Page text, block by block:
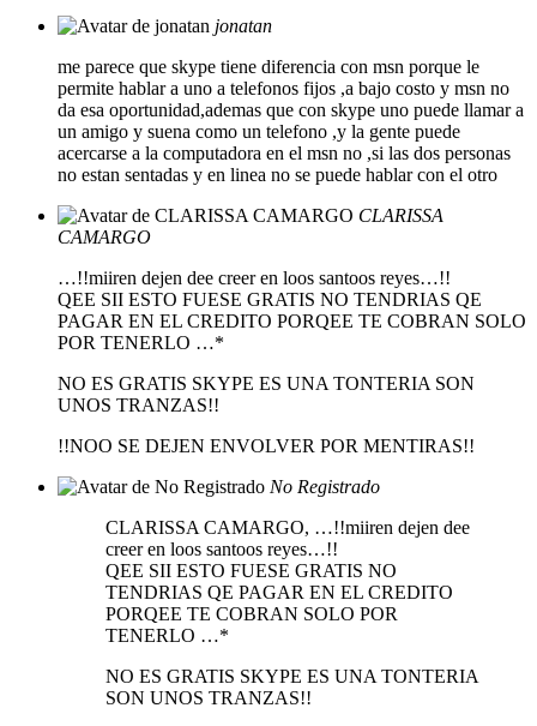
jonatan
me parece que skype tiene diferencia con msn porque le
permite hablar a uno a telefonos fijos ,a bajo costo y msn no
da esa oportunidad,ademas que con skype uno puede llamar a
un amigo y suena como un telefono ,y la gente puede
acercarse a la computadora en el msn no ,si las dos personas
no estan sentadas y en linea no se puede hablar con el otro
CLARISSA
CAMARGO
…!!miiren dejen dee creer en loos santoos reyes…!!
QEE SII ESTO FUESE GRATIS NO TENDRIAS QE
PAGAR EN EL CREDITO PORQEE TE COBRAN SOLO
POR TENERLO …*
NO ES GRATIS SKYPE ES UNA TONTERIA SON
UNOS TRANZAS!!
!!NOO SE DEJEN ENVOLVER POR MENTIRAS!!
No Registrado
CLARISSA CAMARGO, …!!miiren dejen dee
creer en loos santoos reyes…!!
QEE SII ESTO FUESE GRATIS NO
TENDRIAS QE PAGAR EN EL CREDITO
PORQEE TE COBRAN SOLO POR
TENERLO …*
NO ES GRATIS SKYPE ES UNA TONTERIA
SON UNOS TRANZAS!!